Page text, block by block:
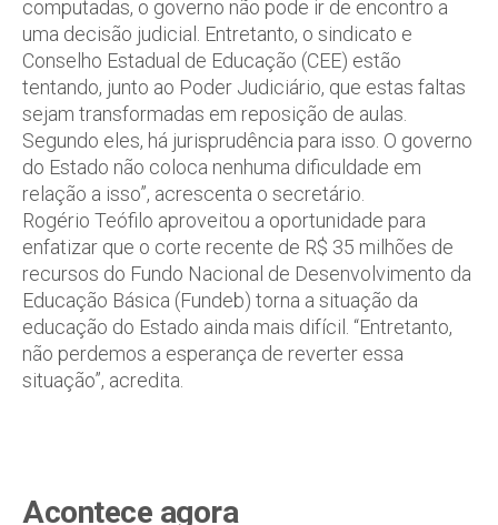
computadas, o governo não pode ir de encontro a
uma decisão judicial. Entretanto, o sindicato e
Conselho Estadual de Educação (CEE) estão
tentando, junto ao Poder Judiciário, que estas faltas
sejam transformadas em reposição de aulas.
Segundo eles, há jurisprudência para isso. O governo
do Estado não coloca nenhuma dificuldade em
relação a isso”, acrescenta o secretário.
Rogério Teófilo aproveitou a oportunidade para
enfatizar que o corte recente de R$ 35 milhões de
recursos do Fundo Nacional de Desenvolvimento da
Educação Básica (Fundeb) torna a situação da
educação do Estado ainda mais difícil. “Entretanto,
não perdemos a esperança de reverter essa
situação”, acredita.
Acontece agora